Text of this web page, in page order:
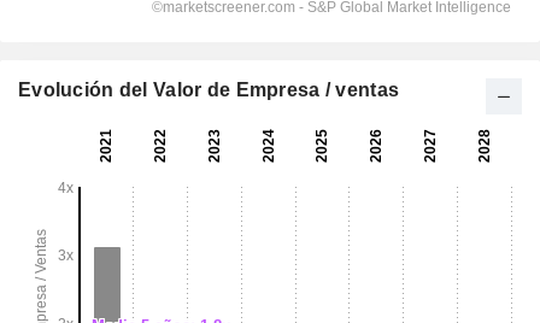
Evolución del Valor de Empresa / ventas